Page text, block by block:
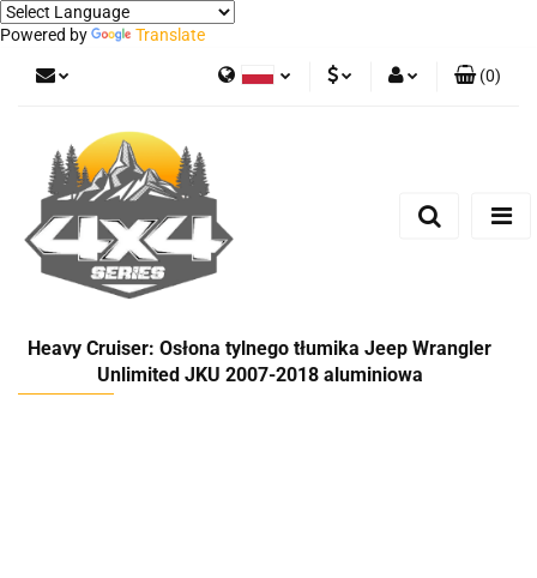
Powered by Translate
German
(0)
Heavy Cruiser: Osłona tylnego tłumika Jeep Wrangler
Unlimited JKU 2007-2018 aluminiowa